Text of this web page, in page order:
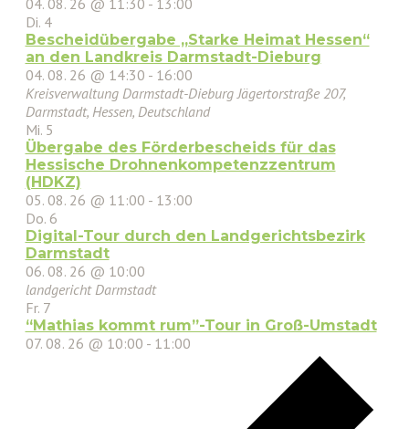
04. 08. 26 @ 11:30 - 13:00
Di. 4
Bescheidübergabe „Starke Heimat Hessen“
an den Landkreis Darmstadt-Dieburg
04. 08. 26 @ 14:30 - 16:00
Kreisverwaltung Darmstadt-DieburgJägertorstraße 207,
Darmstadt, Hessen, Deutschland
Mi. 5
Übergabe des Förderbescheids für das
Hessische Drohnenkompetenzzentrum
(HDKZ)
05. 08. 26 @ 11:00 - 13:00
Do. 6
Digital-Tour durch den Landgerichtsbezirk
Darmstadt
06. 08. 26 @ 10:00
landgericht Darmstadt
Fr. 7
“Mathias kommt rum”-Tour in Groß-Umstadt
07. 08. 26 @ 10:00 - 11:00